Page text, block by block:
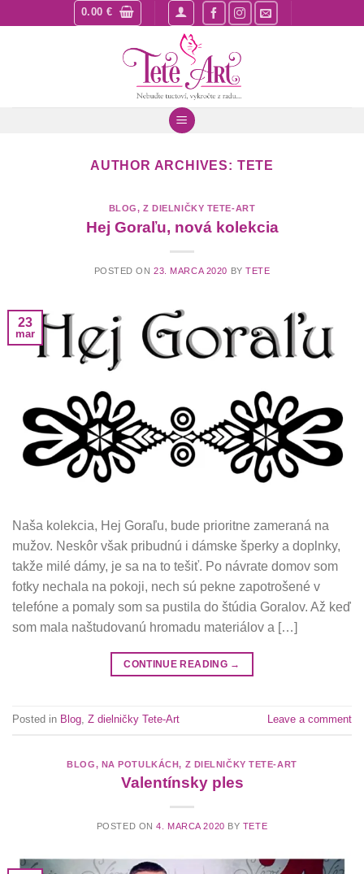
to
0.00 €
AUTHOR ARCHIVES: TETE
BLOG,Z DIELNIČKY TETE-ART
Hej Goraľu, nová kolekcia
POSTED ON23. MARCA 2020 BYTETE
23
mar
Naša kolekcia, Hej Goraľu, bude prioritne zameraná na
mužov. Neskôr však pribudnú i dámske šperky a doplnky,
takže milé dámy, je sa na to tešiť. Po návrate domov som
fotky nechala na pokoji, nech sú pekne zapotrošené v
telefóne a pomaly som sa pustila do štúdia Goralov. Až keď
som mala naštudovanú hromadu materiálov a […]
CONTINUE READING →
Posted in Blog Z dielničky Tete-Art Leave a comment
BLOG, NA POTULKÁCH, Z DIELNIČKY TETE-ART
Valentínsky ples
POSTED ON4. MARCA 2020 BY TETE